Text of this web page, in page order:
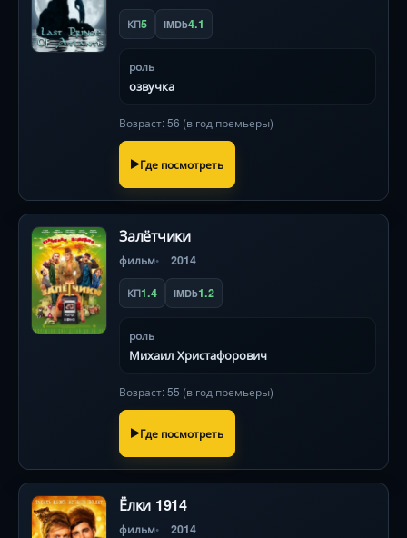
КП5 IMDb4.1
роль
озвучка
Возраст: 56 (в год премьеры)
Где посмотреть
Залётчики
фильм 2014
КП1.4 IMDb1.2
роль
Михаил Христафорович
Возраст: 55 (в год премьеры)
Где посмотреть
Ёлки 1914
фильм 2014